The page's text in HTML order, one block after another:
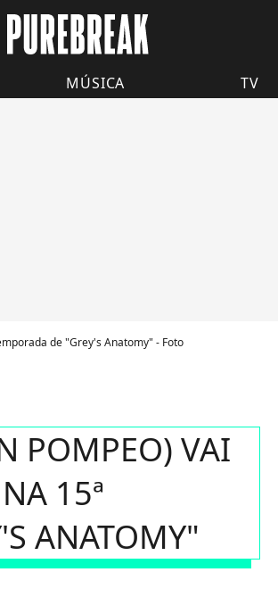
MÚSICA TV
de "Grey's Anatomy" - Foto
POMPEO) VAI
15ª
ANATOMY"